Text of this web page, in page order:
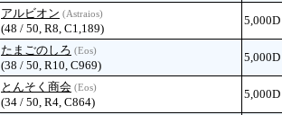
アルビオン (Astraios)
(48 / 50, R8, C1,189)
5,000D
たまごのしろ (Eos)
(38 / 50, R10, C969)
5,000D
とんそく商会 (Eos)
(34 / 50, R4, C864)